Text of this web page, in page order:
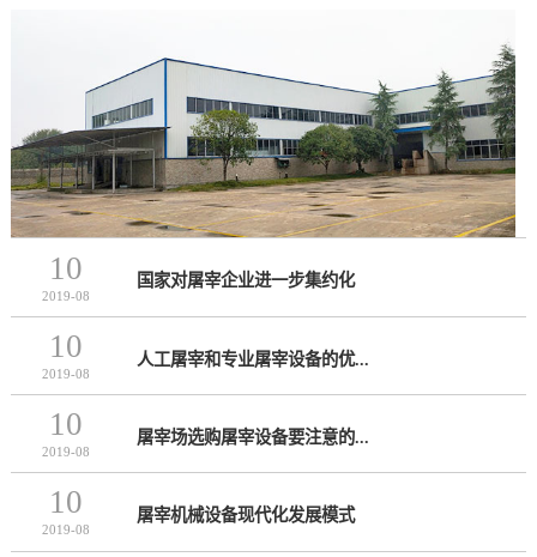
10
2019-08
国家对屠宰企业进一步集约化
10
2019-08
人工屠宰和专业屠宰设备的优...
10
2019-08
屠宰场选购屠宰设备要注意的...
10
2019-08
屠宰机械设备现代化发展模式